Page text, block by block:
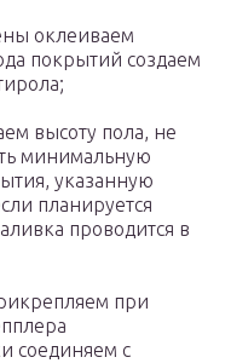
оклеиваем
покрытий создаем
высоту пола, не
минимальную
указанную
планируется
проводится в
при
соединяем с